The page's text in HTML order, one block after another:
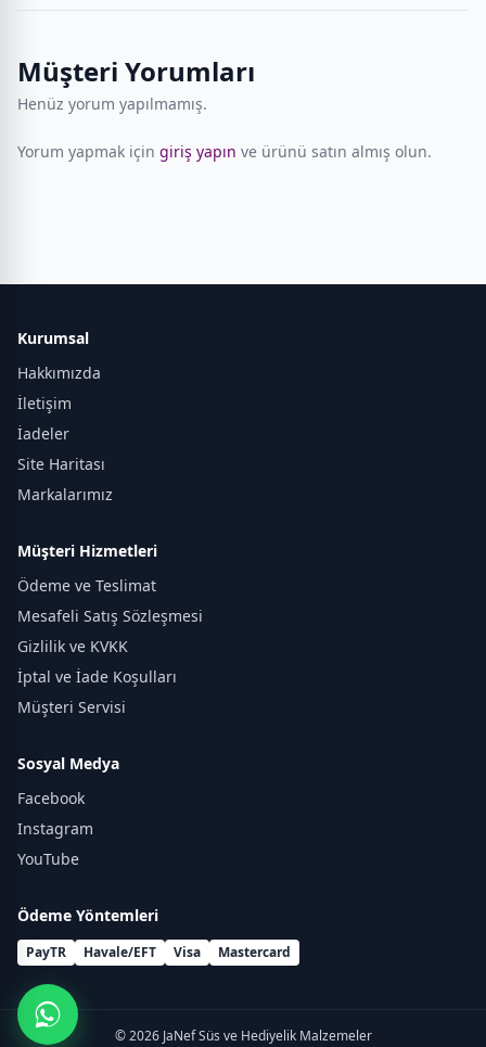
Müşteri Yorumları
Henüz yorum yapılmamış.
Yorum yapmak için giriş yapın ve ürünü satın almış olun.
Kurumsal
Hakkımızda
İletişim
İadeler
Site Haritası
Markalarımız
Müşteri Hizmetleri
Ödeme ve Teslimat
Mesafeli Satış Sözleşmesi
Gizlilik ve KVKK
İptal ve İade Koşulları
Müşteri Servisi
Sosyal Medya
Facebook
Instagram
YouTube
Ödeme Yöntemleri
PayTR Havale/EFT Visa Mastercard
© 2026 JaNef Süs ve Hediyelik Malzemeler